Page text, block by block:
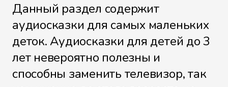
Данный раздел содержит
аудиосказки для самых маленьких
деток. Аудиосказки для детей до 3
лет невероятно полезны и
способны заменить телевизор, так